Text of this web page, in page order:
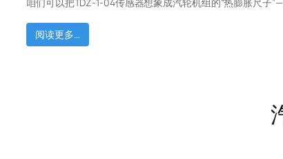
咱们可以把TDZ-1-04传感器想象成汽轮机组的“热膨胀尺子
阅读更多…